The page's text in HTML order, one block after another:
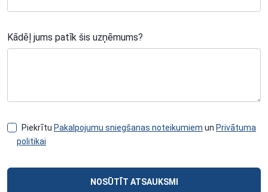
Kādēļ jums patīk šis uzņēmums?
Piekrītu Pakalpojumu sniegšanas noteikumiem un Privātuma
politikai
NOSŪTĪT ATSAUKSMI